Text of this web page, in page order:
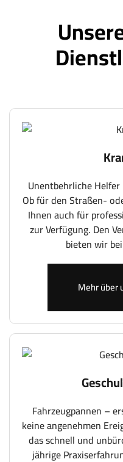
Unentbehrliche
Ob für den Straßen-
Ihnen auch für
zur Verfügung. Den
bieten wir
Mehr über
Fahrzeugpannen –
keine angenehmen
das schnell und
jährige